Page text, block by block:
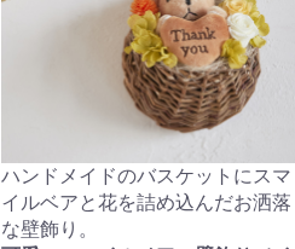
ハンドメイドのバスケットにスマ
イルベアと花を詰め込んだお洒落
な壁飾り。